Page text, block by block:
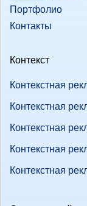
Портфолио
Контакты
Контекст
Контекстная
Контекстная
Контекстная
Контекстная
Контекстная